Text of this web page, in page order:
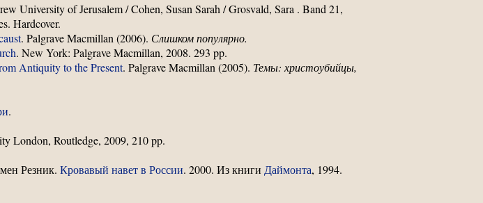
University of Jerusalem / Cohen, Susan Sarah / Grosvald, Sara . Band 21,
Hardcover.
. Palgrave Macmillan (2006). Слишком популярно.
. New York: Palgrave Macmillan, 2008. 293 pp.
Antiquity to the Present. Palgrave Macmillan (2005). Темы: христоубийцы,
.
London, Routledge, 2009, 210 pp.
Резник. Кровавый навет в России. 2000. Из книги Даймонта, 1994.